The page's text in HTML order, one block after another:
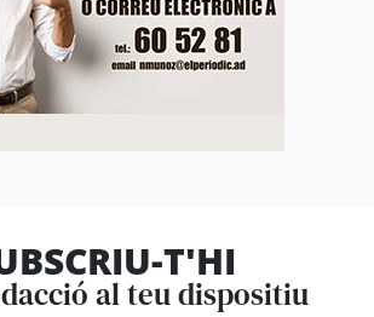
T'HI
al teu dispositiu